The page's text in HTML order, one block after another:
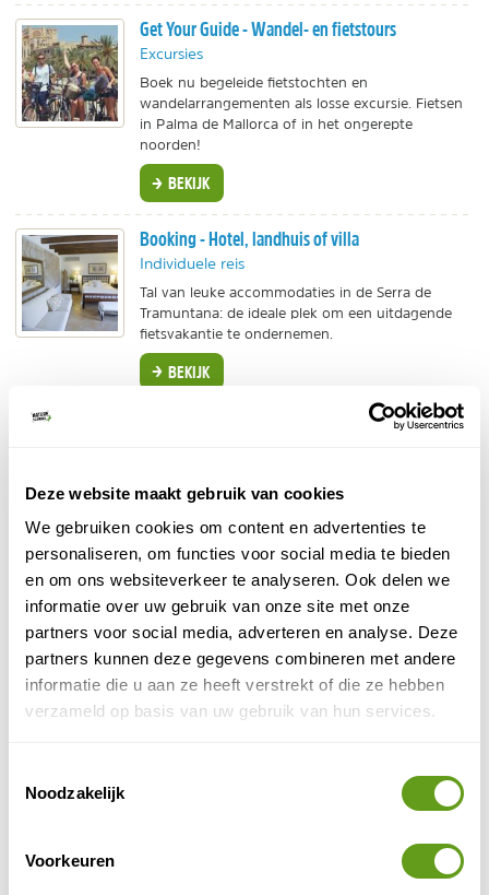
Deze website maakt gebruik van cookies
We gebruiken cookies om content en advertenties te
personaliseren, om functies voor social media te bieden
en om ons websiteverkeer te analyseren. Ook delen we
informatie over uw gebruik van onze site met onze
partners voor social media, adverteren en analyse. Deze
partners kunnen deze gegevens combineren met andere
informatie die u aan ze heeft verstrekt of die ze hebben
verzameld op basis van uw gebruik van hun services.
Noodzakelijk
Voorkeuren
Get Your Guide - Wandel- en fietstours
Excursies
Boek nu begeleide fietstochten en
wandelarrangementen als losse excursie. Fietsen
in Palma de Mallorca of in het ongerepte
noorden!
BEKIJK
Booking - Hotel, landhuis of villa
Individuele reis
Tal van leuke accommodaties in de Serra de
Tramuntana: de ideale plek om een uitdagende
fietsvakantie te ondernemen.
BEKIJK
annuleren tot één uur voor aanvang en 24/7
BEKIJK
ANWB - Fietsvakantie Mallorca
Individuele reis
Mallorca verkennen op de pedalen tijdens deze 9-
daagse vakantie. Geschikt voor iedereen met een
DELEN VIA DE MAILDELEN OP PINTEREST
DELEN OP